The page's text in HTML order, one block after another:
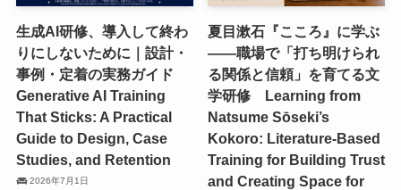
生成AI研修、導入して終わ
りにしないために｜設計・
事例・定着の実務ガイド
Generative AI Training
That Sticks: A Practical
Guide to Design, Case
Studies, and Retention
2026年7月1日
夏目漱石『こころ』に学ぶ
——職場で「打ち明けられ
る関係と信頼」を育てる文
学研修 Learning from
Natsume Sōseki’s
Kokoro: Literature-Based
Training for Building Trust
and Creating Space for